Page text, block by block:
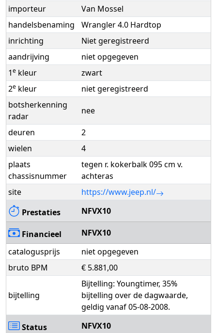
importeur
Van Mossel
handelsbenaming
Wrangler 4.0 Hardtop
inrichting
Niet geregistreerd
aandrijving
niet opgegeven
1e kleur
zwart
2e kleur
niet geregistreerd
botsherkenning
radar
nee
deuren
2
wielen
4
plaats
chassisnummer
tegen r. kokerbalk 095 cm v.
achteras
site
https://www.jeep.nl/
Prestaties
NFVX10
Financieel
NFVX10
catalogusprijs
niet opgegeven
bruto BPM
€ 5.881,00
bijtelling
Bijtelling: Youngtimer, 35%
bijtelling over de dagwaarde,
geldig vanaf 05-08-2008.
Status
NFVX10